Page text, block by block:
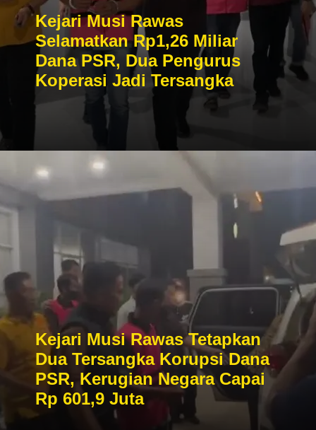
Kejari Musi Rawas
Selamatkan Rp1,26 Miliar
Dana PSR, Dua Pengurus
Koperasi Jadi Tersangka
Kejari Musi Rawas Tetapkan
Dua Tersangka Korupsi Dana
PSR, Kerugian Negara Capai
Rp 601,9 Juta